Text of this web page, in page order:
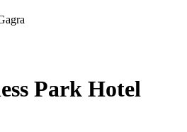
Park Hotel